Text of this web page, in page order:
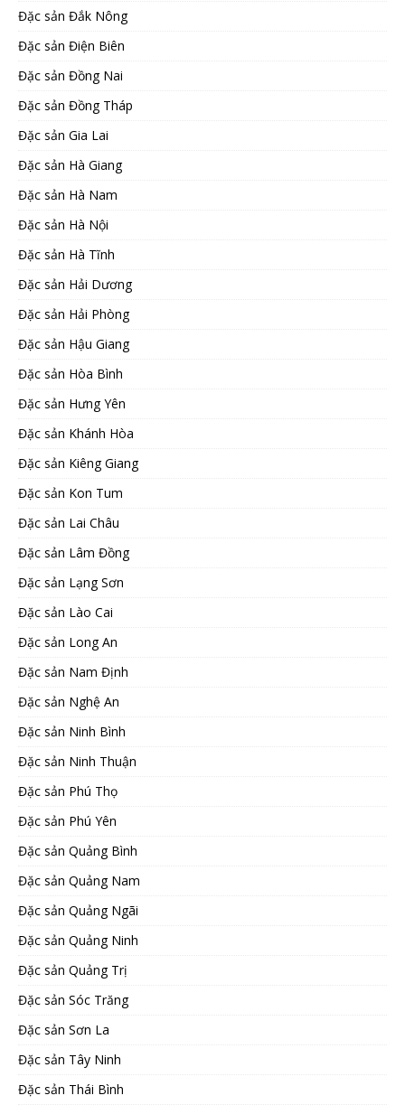
Đặc sản Đắk Nông
Đặc sản Điện Biên
Đặc sản Đồng Nai
Đặc sản Đồng Tháp
Đặc sản Gia Lai
Đặc sản Hà Giang
Đặc sản Hà Nam
Đặc sản Hà Nội
Đặc sản Hà Tĩnh
Đặc sản Hải Dương
Đặc sản Hải Phòng
Đặc sản Hậu Giang
Đặc sản Hòa Bình
Đặc sản Hưng Yên
Đặc sản Khánh Hòa
Đặc sản Kiêng Giang
Đặc sản Kon Tum
Đặc sản Lai Châu
Đặc sản Lâm Đồng
Đặc sản Lạng Sơn
Đặc sản Lào Cai
Đặc sản Long An
Đặc sản Nam Định
Đặc sản Nghệ An
Đặc sản Ninh Bình
Đặc sản Ninh Thuận
Đặc sản Phú Thọ
Đặc sản Phú Yên
Đặc sản Quảng Bình
Đặc sản Quảng Nam
Đặc sản Quảng Ngãi
Đặc sản Quảng Ninh
Đặc sản Quảng Trị
Đặc sản Sóc Trăng
Đặc sản Sơn La
Đặc sản Tây Ninh
Đặc sản Thái Bình